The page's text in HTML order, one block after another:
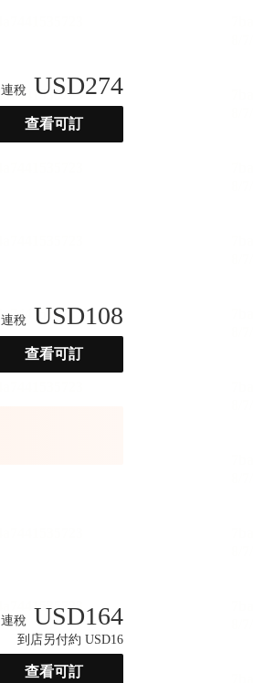
連稅 USD274
查看可訂
連稅 USD108
查看可訂
連稅 USD164
到店另付約 USD16
查看可訂